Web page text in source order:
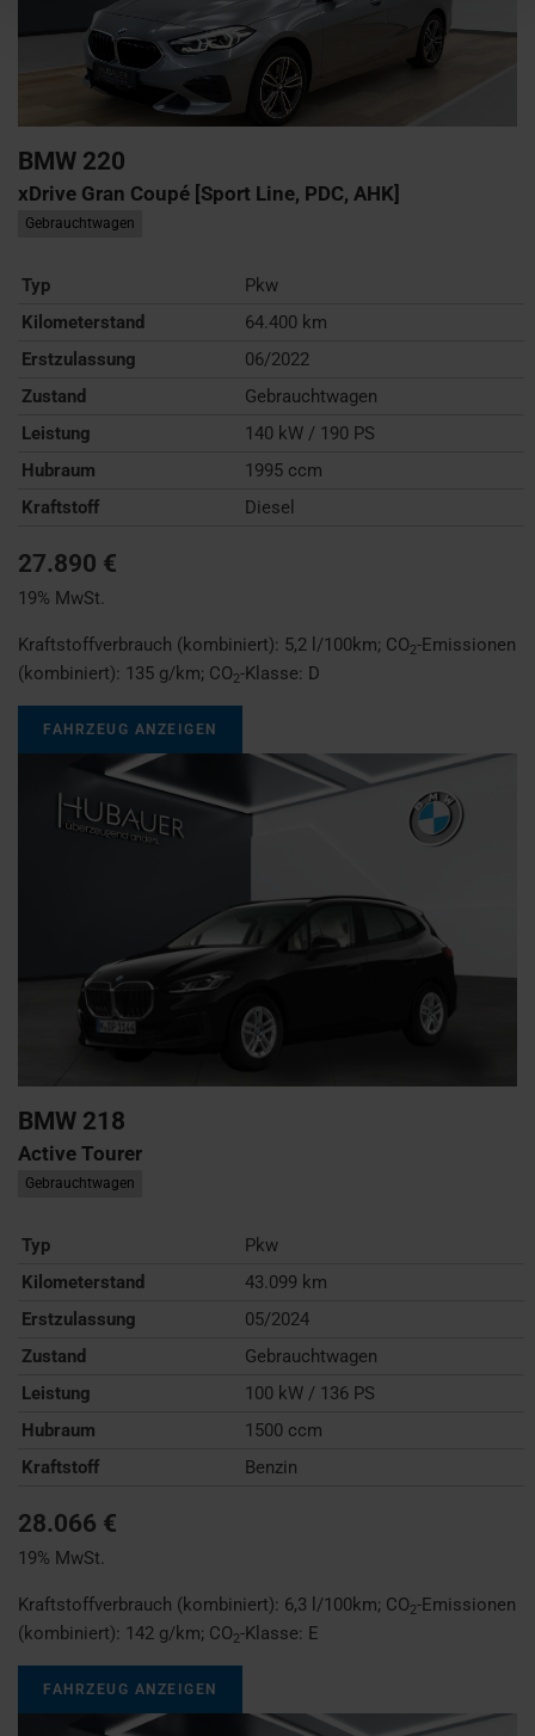
BMW 220
xDrive Gran Coupé [Sport Line, PDC, AHK]
Gebrauchtwagen
Typ
Pkw
Kilometerstand
64.400 km
Erstzulassung
06/2022
Zustand
Gebrauchtwagen
Leistung
140 kW / 190 PS
Hubraum
1995 ccm
Kraftstoff
Diesel
27.890 €
19% MwSt.
Kraftstoffverbrauch (kombiniert): 5,2 l/100km; CO2-Emissionen
(kombiniert): 135 g/km; CO2-Klasse: D
FAHRZEUG ANZEIGEN
BMW 218
Active Tourer
Gebrauchtwagen
Typ
Pkw
Kilometerstand
43.099 km
Erstzulassung
05/2024
Zustand
Gebrauchtwagen
Leistung
100 kW / 136 PS
Hubraum
1500 ccm
Kraftstoff
Benzin
28.066 €
19% MwSt.
Kraftstoffverbrauch (kombiniert): 6,3 l/100km; CO2-Emissionen
(kombiniert): 142 g/km; CO2-Klasse: E
FAHRZEUG ANZEIGEN